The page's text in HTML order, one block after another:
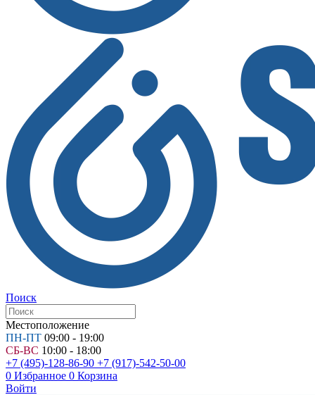
Поиск
Местоположение
ПН-ПТ 09:00 - 19:00
СБ-ВС 10:00 - 18:00
+7 (495)-128-86-90 +7 (917)-542-50-00
0 Избранное 0 Корзина
Войти